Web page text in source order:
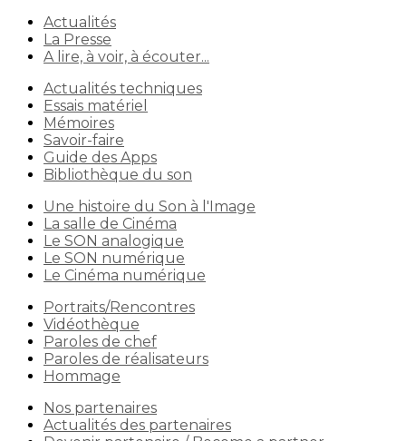
Actualités
La Presse
A lire, à voir, à écouter...
Actualités techniques
Essais matériel
Mémoires
Savoir-faire
Guide des Apps
Bibliothèque du son
Une histoire du Son à l'Image
La salle de Cinéma
Le SON analogique
Le SON numérique
Le Cinéma numérique
Portraits/Rencontres
Vidéothèque
Paroles de chef
Paroles de réalisateurs
Hommage
Nos partenaires
Actualités des partenaires